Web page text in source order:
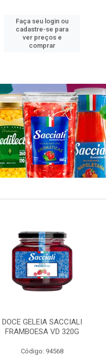
Faça seu login ou
cadastre-se para
ver preços e
comprar
DOCE GELEIA SACCIALI
FRAMBOESA VD 320G
Código: 94568